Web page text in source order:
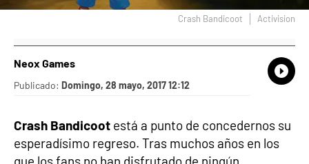
Crash Bandicoot Activision
Neox Games
Publicado: Domingo, 28 mayo, 2017 12:12
Crash Bandicoot está a punto de concedernos su
esperadísimo regreso. Tras muchos años en los